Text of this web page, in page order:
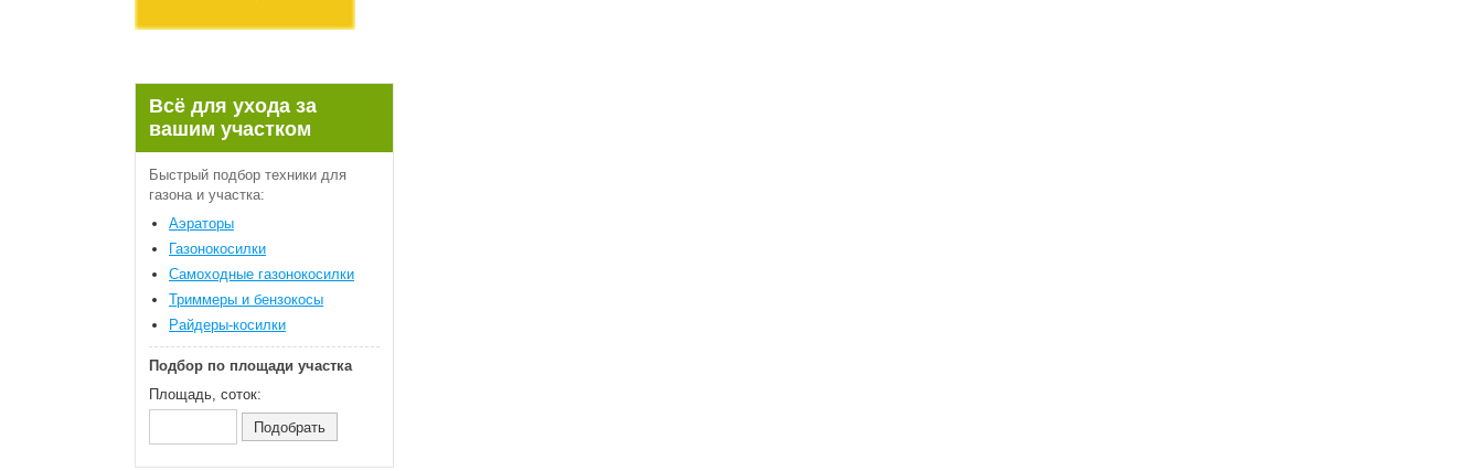
Всё для ухода за
вашим участком
Быстрый подбор техники для
газона и участка:
Аэраторы
Газонокосилки
Самоходные газонокосилки
Триммеры и бензокосы
Райдеры-косилки
Подбор по площади участка
Площадь, соток: